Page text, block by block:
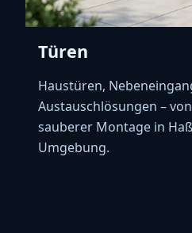
Türen
Haustüren,
Austauschlösungen –
sauberer Montage in
Umgebung.